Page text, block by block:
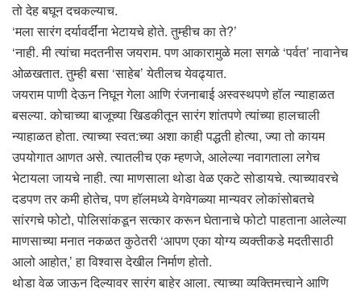
तो देह बघून दचकल्याच.
‘मला सारंग दर्यावर्दींना भेटायचे होते. तुम्हीच का ते?’
‘नाही. मी त्यांचा मदतनीस जयराम. पण आकारामुळे मला सगळे ‘पर्वत’ नावानेच
ओळखतात. तुम्ही बसा ‘साहेब’ येतीलच येवढ्यात.
जयराम पाणी देऊन निघून गेला आणि रंजनाबाई अस्वस्थपणे हॉल न्याहाळत
बसल्या. कोचाच्या बाजूच्या खिडकीतून सारंग शांतपणे त्यांच्या हालचाली
न्याहाळत होता. त्याच्या स्वत:च्या अशा काही पद्धती होत्या, ज्या तो कायम
उपयोगात आणत असे. त्यातलीच एक म्हणजे, आलेल्या नवागताला लगेच
भेटायला जायचे नाही. त्या माणसाला थोडा वेळ एकटे सोडायचे. त्याच्यावरचे
दडपण तर कमी होतेच, पण हॉलमध्ये वेगवेगळ्या मान्यवर लोकांसोबतचे
सांरगचे फोटो, पोलिसांकडून सत्कार करून घेतानाचे फोटो पाहताना आलेल्या
माणसाच्या मनात नकळत कुठेतरी ‘आपण एका योग्य व्यक्तीकडे मदतीसाठी
आलो आहोत,’ हा विश्वास देखील निर्माण होतो.
थोडा वेळ जाऊन दिल्यावर सारंग बाहेर आला. त्याच्या व्यक्तिमत्त्वाने आणि